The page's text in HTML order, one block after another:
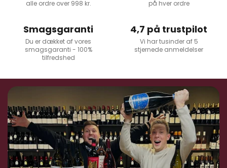
alle ordre over 998 kr.
på hver ordre
Smagsgaranti
Du er dækket af vores
smagsgaranti - 100%
tilfredshed
4,7 på trustpilot
Vi har tusinder af 5
stjernede anmeldelser